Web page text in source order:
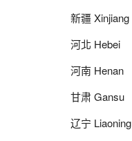
新疆 Xinjiang
河北 Hebei
河南 Henan
甘肃 Gansu
辽宁 Liaoning